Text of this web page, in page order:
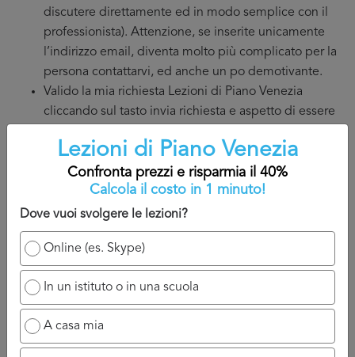
discutere direttamente ed in modo semplice con il
professionista). Attenzione, se inserite unicamente
l’indirizzo email, diventa molto più complicato per la
persona contattarvi, ed anche un po demotivante.
Valido la mia richiesta Lezioni di Piano Venezia
cliccando sul tasto invia richiesta e aspetto di essere
A titolo indicativo, sarete contatti nelle 24/48 che seguono
la domanda perché il professionista ha bisogno di un
Ovviamente se ha a disposizione un numero di cellulare
potrà chiamarvi appena possibile e discuterne con voi, se
invece siete nell’attesa di un’email, aspettatevi ad un
tempo di attesa un po più lungo perché dovrà formalizzare
la risposta per Lezioni di Piano Venezia.
Torna su
Lezioni di Piano Venezia
Confronta prezzi e risparmia il 40%
Calcola il costo in 1 minuto!
Dove vuoi svolgere le lezioni?
Online (es. Skype)
In un istituto o in una scuola
A casa mia